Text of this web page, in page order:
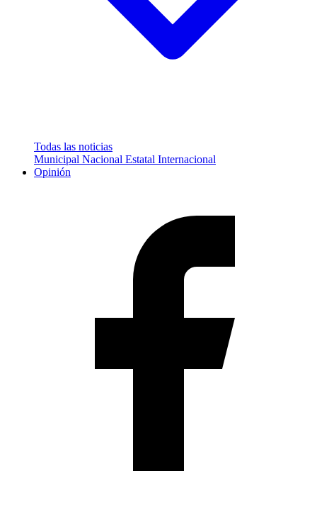
Todas las noticias
Municipal Nacional Estatal Internacional
Opinión